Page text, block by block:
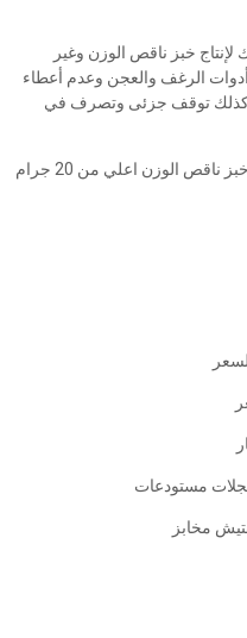
وذلك لإنتاج خبز ناقص الوزن وغير
الرغف والعجن وعدم أعطاء
توقف جزئى وتصرف في
هذا وقد تم غلق اثنين مخبز وذلك لانتاجهم خبز ناقص الوزن اعلي من 20 جرام